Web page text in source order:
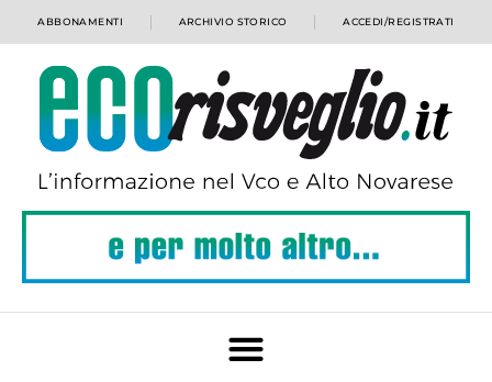
ABBONAMENTI ARCHIVIO STORICO ACCEDI/REGISTRATI